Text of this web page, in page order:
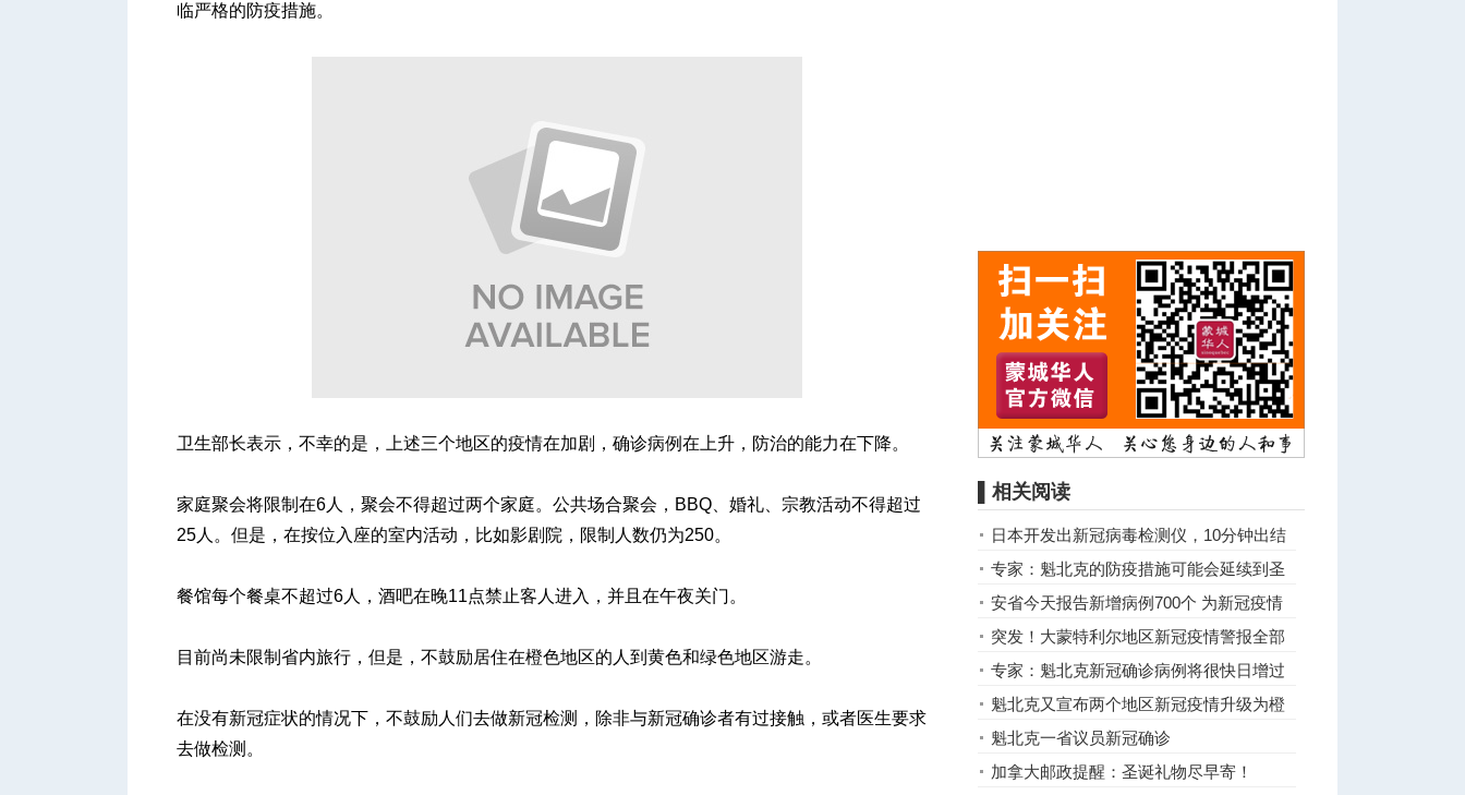
临严格的防疫措施。
卫生部长表示，不幸的是，上述三个地区的疫情在加剧，确诊病例在上升，防治的能力在下降。
家庭聚会将限制在6人，聚会不得超过两个家庭。公共场合聚会，BBQ、婚礼、宗教活动不得超过
25人。但是，在按位入座的室内活动，比如影剧院，限制人数仍为250。
餐馆每个餐桌不超过6人，酒吧在晚11点禁止客人进入，并且在午夜关门。
目前尚未限制省内旅行，但是，不鼓励居住在橙色地区的人到黄色和绿色地区游走。
在没有新冠症状的情况下，不鼓励人们去做新冠检测，除非与新冠确诊者有过接触，或者医生要求
去做检测。
▌相关阅读
日本开发出新冠病毒检测仪，10分钟出结
果
专家：魁北克的防疫措施可能会延续到圣
诞节
安省今天报告新增病例700个 为新冠疫情
以来最多
突发！大蒙特利尔地区新冠疫情警报全部
升级为橙色
专家：魁北克新冠确诊病例将很快日增过
千
魁北克又宣布两个地区新冠疫情升级为橙
色警报
魁北克一省议员新冠确诊
加拿大邮政提醒：圣诞礼物尽早寄！